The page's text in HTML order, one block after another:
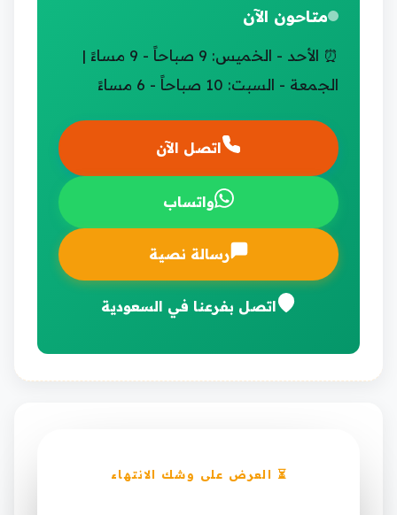
متاحون الآن
⏰ الأحد - الخميس: 9 صباحاً - 9 مساءً |
الجمعة - السبت: 10 صباحاً - 6 مساءً
اتصل الآن
واتساب
رسالة نصية
اتصل بفرعنا في السعودية
⏳ العرض على وشك الانتهاء